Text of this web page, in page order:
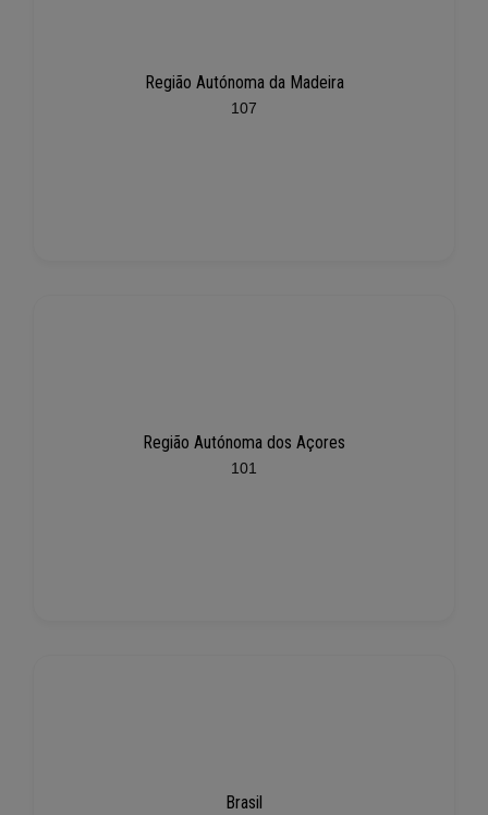
Região Autónoma da Madeira
107
Região Autónoma dos Açores
101
Brasil